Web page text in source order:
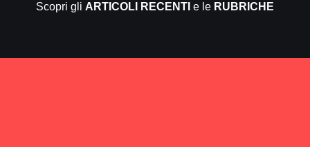
Scopri gli ARTICOLI RECENTI e le RUBRICHE